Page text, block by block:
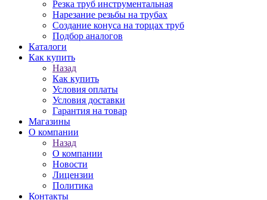
Резка труб инструментальная
Нарезание резьбы на трубах
Создание конуса на торцах труб
Подбор аналогов
Каталоги
Как купить
Назад
Как купить
Условия оплаты
Условия доставки
Гарантия на товар
Магазины
О компании
Назад
О компании
Новости
Лицензии
Политика
Контакты